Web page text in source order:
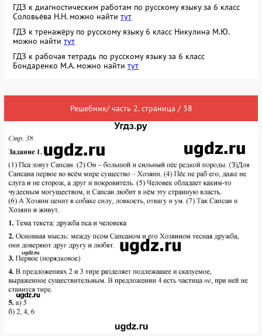
ГДЗ к диагностическим работам по русскому языку за 6 класс
Соловьёва Н.Н. можно найти тут
ГДЗ к тренажёру по русскому языку 6 класс Никулина М.Ю.
можно найти тут
ГДЗ к рабочая тетрадь по русскому языку за 6 класс
Бондаренко М.А. можно найти тут
Решебник/ часть 2. страница / 38